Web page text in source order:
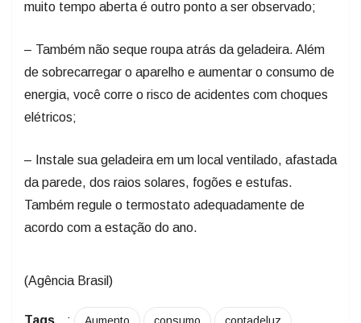
muito tempo aberta é outro ponto a ser observado;
– Também não seque roupa atrás da geladeira. Além
de sobrecarregar o aparelho e aumentar o consumo de
energia, você corre o risco de acidentes com choques
elétricos;
– Instale sua geladeira em um local ventilado, afastada
da parede, dos raios solares, fogões e estufas.
Também regule o termostato adequadamente de
acordo com a estação do ano.
(Agência Brasil)